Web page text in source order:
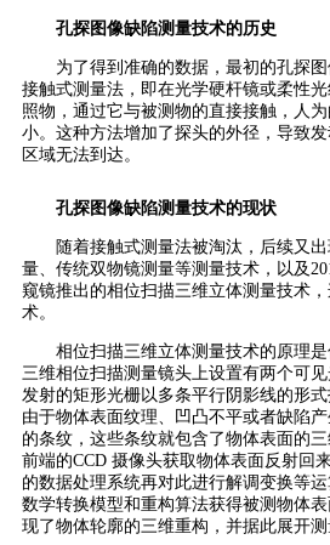
孔探图像缺陷测量技术的历史
为了得到准确的数据，最初的孔探
接触式测量法，即在光学硬杆镜或柔性
照物，通过它与被测物的直接接触，人
小。这种方法增加了探头的外径，导致
区域无法到达。
孔探图像缺陷测量技术的现状
随着接触式测量法被淘汰，后续又
量、传统双物镜测量等测量技术，以及
窥镜推出的相位扫描三维立体测量技术
术。
相位扫描三维立体测量技术的原理
三维相位扫描测量镜头上设置有两个可
发射的矩形光栅以多条平行阴影线的形
由于物体表面纹理、凹凸不平或者缺陷
的条纹，这些条纹就包含了物体表面的
前端的CCD 摄像头获取物体表面反射回
的数据处理系统再对此进行解调变换等
数学转换模型和重构算法获得被测物体
现了物体轮廓的三维重构， 并据此展开测